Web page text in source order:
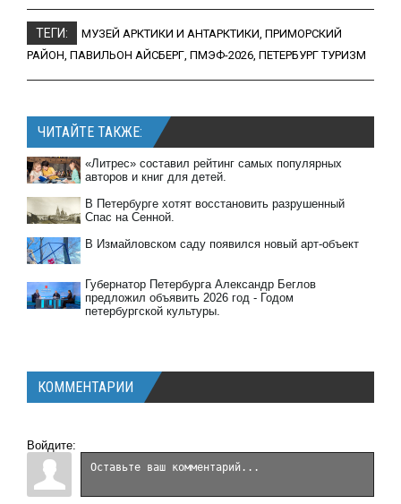
ТЕГИ: МУЗЕЙ АРКТИКИ И АНТАРКТИКИ, ПРИМОРСКИЙ
РАЙОН, ПАВИЛЬОН АЙСБЕРГ, ПМЭФ-2026, ПЕТЕРБУРГ ТУРИЗМ
ЧИТАЙТЕ ТАКЖЕ:
«Литрес» составил рейтинг самых популярных
авторов и книг для детей.
В Петербурге хотят восстановить разрушенный
Спас на Сенной.
В Измайловском саду появился новый арт-объект
Губернатор Петербурга Александр Беглов
предложил объявить 2026 год - Годом
петербургской культуры.
КОММЕНТАРИИ
Войдите: